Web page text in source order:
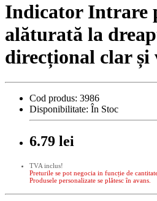
Indicator Intrare
alăturată la
direcțional clar
Cod produs: 3986
Disponibilitate: În Stoc
6.79 lei
TVA inclus!
Preturile se pot negocia in funcție de
Produsele personalizate se plătesc în avans.